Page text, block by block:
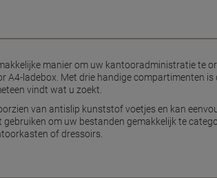
manier om uw kantooradministratie te
A4-ladebox. Met drie handige compartimenten
vindt wat u zoekt.
van antislip kunststof voetjes en kan
om uw bestanden gemakkelijk te
of dressoirs.